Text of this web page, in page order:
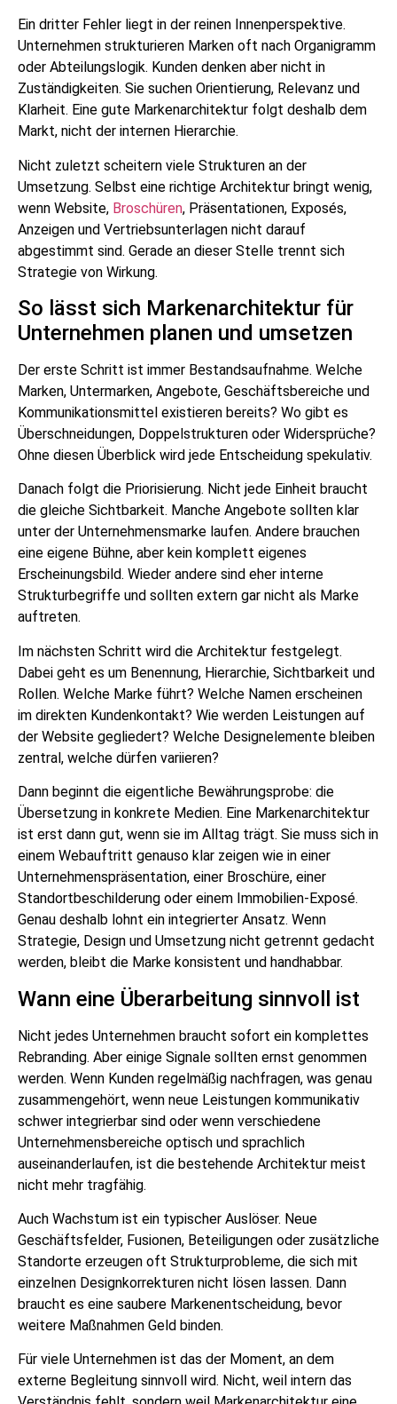
Ein dritter Fehler liegt in der reinen Innenperspektive.
Unternehmen strukturieren Marken oft nach Organigramm
oder Abteilungslogik. Kunden denken aber nicht in
Zuständigkeiten. Sie suchen Orientierung, Relevanz und
Klarheit. Eine gute Markenarchitektur folgt deshalb dem
Markt, nicht der internen Hierarchie.
Nicht zuletzt scheitern viele Strukturen an der
Umsetzung. Selbst eine richtige Architektur bringt wenig,
wenn Website, Broschüren, Präsentationen, Exposés,
Anzeigen und Vertriebsunterlagen nicht darauf
abgestimmt sind. Gerade an dieser Stelle trennt sich
Strategie von Wirkung.
So lässt sich Markenarchitektur für
Unternehmen planen und umsetzen
Der erste Schritt ist immer Bestandsaufnahme. Welche
Marken, Untermarken, Angebote, Geschäftsbereiche und
Kommunikationsmittel existieren bereits? Wo gibt es
Überschneidungen, Doppelstrukturen oder Widersprüche?
Ohne diesen Überblick wird jede Entscheidung spekulativ.
Danach folgt die Priorisierung. Nicht jede Einheit braucht
die gleiche Sichtbarkeit. Manche Angebote sollten klar
unter der Unternehmensmarke laufen. Andere brauchen
eine eigene Bühne, aber kein komplett eigenes
Erscheinungsbild. Wieder andere sind eher interne
Strukturbegriffe und sollten extern gar nicht als Marke
auftreten.
Im nächsten Schritt wird die Architektur festgelegt.
Dabei geht es um Benennung, Hierarchie, Sichtbarkeit und
Rollen. Welche Marke führt? Welche Namen erscheinen
im direkten Kundenkontakt? Wie werden Leistungen auf
der Website gegliedert? Welche Designelemente bleiben
zentral, welche dürfen variieren?
Dann beginnt die eigentliche Bewährungsprobe: die
Übersetzung in konkrete Medien. Eine Markenarchitektur
ist erst dann gut, wenn sie im Alltag trägt. Sie muss sich in
einem Webauftritt genauso klar zeigen wie in einer
Unternehmenspräsentation, einer Broschüre, einer
Standortbeschilderung oder einem Immobilien-Exposé.
Genau deshalb lohnt ein integrierter Ansatz. Wenn
Strategie, Design und Umsetzung nicht getrennt gedacht
werden, bleibt die Marke konsistent und handhabbar.
Wann eine Überarbeitung sinnvoll ist
Nicht jedes Unternehmen braucht sofort ein komplettes
Rebranding. Aber einige Signale sollten ernst genommen
werden. Wenn Kunden regelmäßig nachfragen, was genau
zusammengehört, wenn neue Leistungen kommunikativ
schwer integrierbar sind oder wenn verschiedene
Unternehmensbereiche optisch und sprachlich
auseinanderlaufen, ist die bestehende Architektur meist
nicht mehr tragfähig.
Auch Wachstum ist ein typischer Auslöser. Neue
Geschäftsfelder, Fusionen, Beteiligungen oder zusätzliche
Standorte erzeugen oft Strukturprobleme, die sich mit
einzelnen Designkorrekturen nicht lösen lassen. Dann
braucht es eine saubere Markenentscheidung, bevor
weitere Maßnahmen Geld binden.
Für viele Unternehmen ist das der Moment, an dem
externe Begleitung sinnvoll wird. Nicht, weil intern das